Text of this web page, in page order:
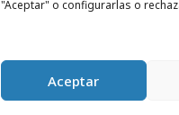
"Aceptar" o configurarlas o
Aceptar